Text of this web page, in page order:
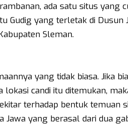
ada satu situs yang
Gudig yang terletak di Dusun
Sleman.
yang tidak biasa. Jika
lokasi candi itu ditemukan,
terhadap bentuk temuan
yang berasal dari dua